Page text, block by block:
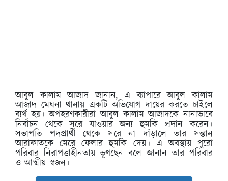
আবুল কালাম আজাদ জানান, এ ব্যাপারে আবুল কালাম
আজাদ মেঘনা থানায় একটি অভিযোগ দায়ের করতে চাইলে
ব্যর্থ হয়। অপহরণকারীরা আবুল কালাম আজাদকে নানাভাবে
নির্বাচন থেকে সরে যাওয়ার জন্য হুমকি প্রদান করেন।
সভাপতি পদপ্রার্থী থেকে সরে না দাঁড়ালে তার সন্তান
আরাফাতকে মেরে ফেলার হুমকি দেয়। এ অবস্থায় পুরো
পরিবার নিরাপত্তাহীনতায় ভূগছেন বলে জানান তার পরিবার
ও আত্মীয় স্বজন।